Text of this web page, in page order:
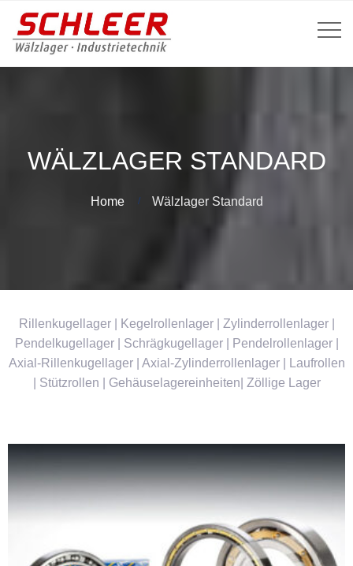
WÄLZLAGER STANDARD
Home Wälzlager Standard
Rillenkugellager | Kegelrollenlager | Zylinderrollenlager |
Pendelkugellager | Schrägkugellager | Pendelrollenlager |
Axial-Rillenkugellager | Axial-Zylinderrollenlager | Laufrollen
| Stützrollen | Gehäuselagereinheiten| Zöllige Lager